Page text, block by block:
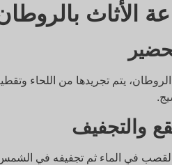
الأثاث
يتم تجريدها من اللحاء
والتجفيف
القصب في الماء ثم تجفيفه في